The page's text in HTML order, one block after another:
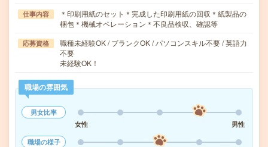
仕事内容
＊印刷用紙のセット＊完成した印刷用紙の回収＊紙製品の
梱包＊機械オペレーション＊不良品検収、確認等
応募資格
職種未経験OK / ブランクOK / パソコンスキル不要 / 英語力
不要
未経験OK！
職場の雰囲気
男女比率
女性
男性
職場の様子